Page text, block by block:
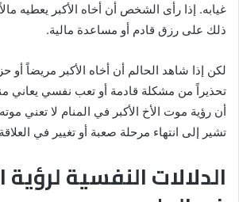
غيابه. إذا رأى الشخص أن أخاه الأكبر يعطيه
ذلك على رزق قادم أو مساعدة مالية.
لكن إذا شاهد الحالم أن أخاه الأكبر مريضاً أو
تحذيراً من مشكلة قادمة أو تعب نفسي يعاني
أن رؤية موت الأخ الأكبر في المنام لا تعني
تشير إلى انتهاء مرحلة صعبة أو تغيير في
الدلالات النفسية لرؤية